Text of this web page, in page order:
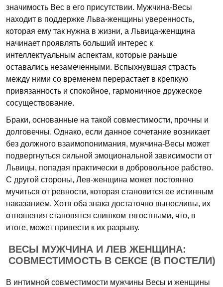
значимость Вес в его присутствии. Мужчина-Весы
находит в поддержке Льва-женщины уверенность,
которая ему так нужна в жизни, а Львица-женщина
начинает проявлять больший интерес к
интеллектуальным аспектам, которые раньше
оставались незамеченными. Вспыхнувшая страсть
между ними со временем перерастает в крепкую
привязанность и спокойное, гармоничное дружеское
сосуществование.
Браки, основанные на такой совместимости, прочны и
долговечны. Однако, если данное сочетание возникает
без должного взаимопонимания, мужчина-Весы может
подвергнуться сильной эмоциональной зависимости от
Львицы, попадая практически в добровольное рабство.
С другой стороны, Лев-женщина может постоянно
мучиться от ревности, которая становится ее истинным
наказанием. Хотя оба знака достаточно выносливы, их
отношения становятся слишком тягостными, что, в
итоге, может привести к их разрыву.
ВЕСЫ МУЖЧИНА И ЛЕВ ЖЕНЩИНА:
СОВМЕСТИМОСТЬ В СЕКСЕ (В ПОСТЕЛИ)
В интимной совместимости мужчины Весы и женщины